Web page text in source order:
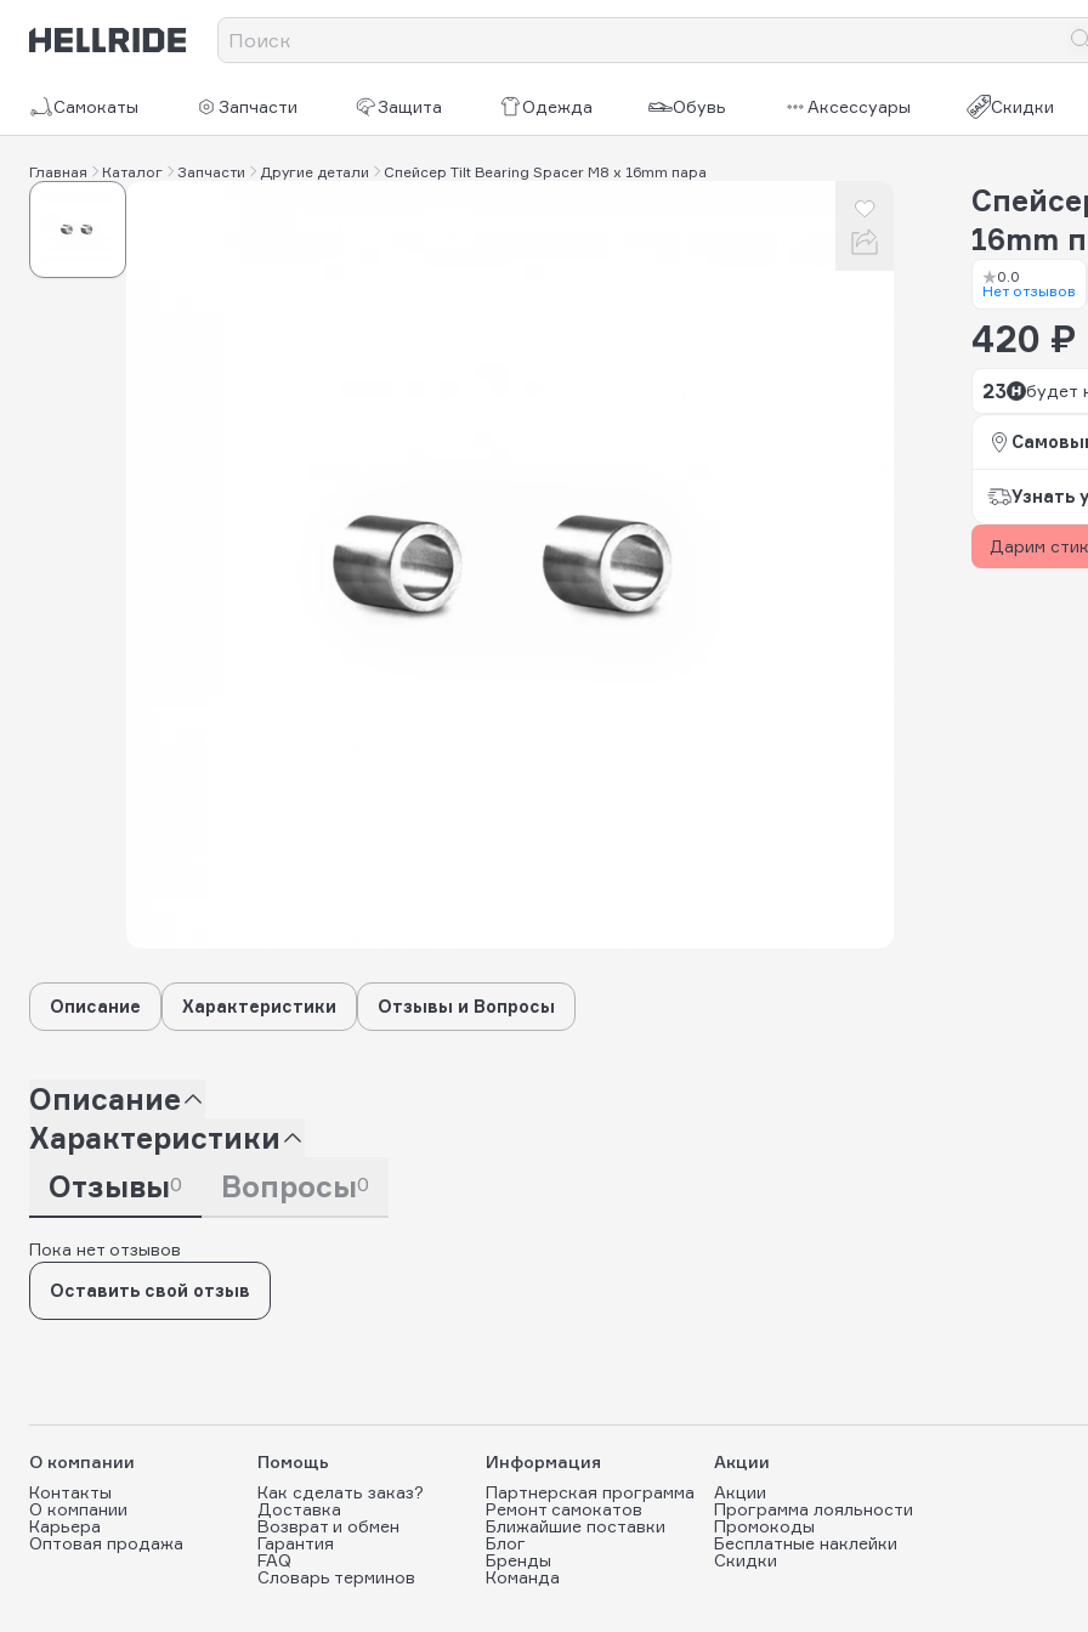
Самокаты Запчасти Защита Одежда Обувь Аксессуары Скидки
Главная Каталог Запчасти Другие детали Спейсер Tilt Bearing Spacer M8 x 16mm пара
16mm
0.0
Нет отзывов
420 ₽
23 будет
Узнать
Дарим
Описание Характеристики Отзывы и Вопросы
Описание
Характеристики
Отзывы0 Вопросы0
Пока нет отзывов
Оставить свой отзыв
О компании
Контакты
О компании
Карьера
Оптовая продажа
Помощь
Как сделать заказ?
Доставка
Возврат и обмен
Гарантия
FAQ
Словарь терминов
Информация
Партнерская программа
Ремонт самокатов
Ближайшие поставки
Блог
Бренды
Команда
Акции
Акции
Программа лояльности
Промокоды
Бесплатные наклейки
Скидки